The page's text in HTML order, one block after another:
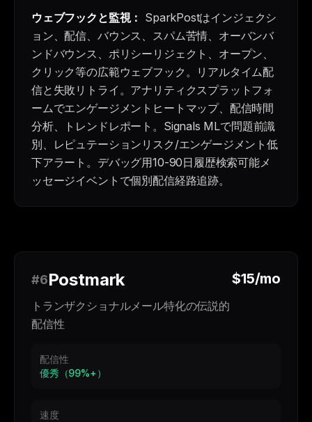
ウェブフックと監視： SparkPostはインジェクシ
ョン、配信、バウンス、スパム苦情、オーバンバ
ンドバウンス、ポリシーリジェクト、オープン、
クリック等の広範ウェブフック。リアルタイム配
信と失敗リトライ。アナリティクスプラットフォ
ームでエンゲージメントヒートマップ、配信時間
分析、トレンドレポート。Signals MLで問題前識
別、レピュテーションリスク/エンゲージメント低
下アラート。デバッグ用10-90日履歴検索可能メ
ッセージイベントで個別配信経路追跡。
#6Postmark
トランザクショナルメール特化の伝説的
配信性
$15/mo
配信性
優秀（99%+）
速度